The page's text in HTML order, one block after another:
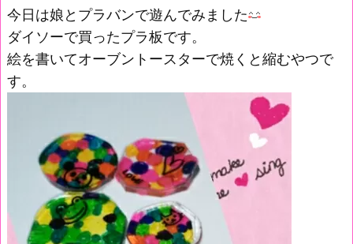
今日は娘とプラバンで遊んでみました
ダイソーで買ったプラ板です。
絵を書いてオーブントースターで焼くと縮むやつで
す。